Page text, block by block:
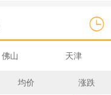
佛山 天津
均价 涨跌